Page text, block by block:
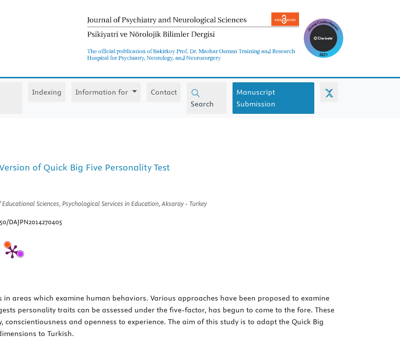
Indexing Information for
Contact
Search
Manuscript
Submission
of Quick Big Five Personality Test
Sciences, Psychological Services in Education, Aksaray - Turkey
DAJPN2014270405
areas which examine human behaviors. Various approaches have been proposed to examine
personality traits can be assessed under the five-factor, has begun to come to the fore. These
and openness to experience. The aim of this study is to adapt the Quick Big
to Turkish.